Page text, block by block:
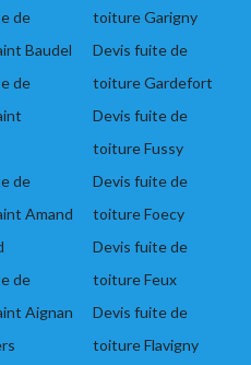
de
Baudel
de
de
Amand
de
Aignan
toiture Garigny
Devis fuite de
toiture Gardefort
Devis fuite de
toiture Fussy
Devis fuite de
toiture Foecy
Devis fuite de
toiture Feux
Devis fuite de
toiture Flavigny